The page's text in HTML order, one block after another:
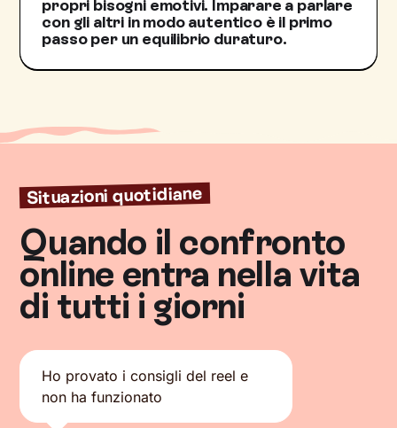
propri bisogni emotivi. Imparare a parlare
con gli altri in modo autentico è il primo
passo per un equilibrio duraturo.
Situazioni quotidiane
Quando il confronto
online entra nella vita
di tutti i giorni
Ho provato i consigli del reel e
non ha funzionato